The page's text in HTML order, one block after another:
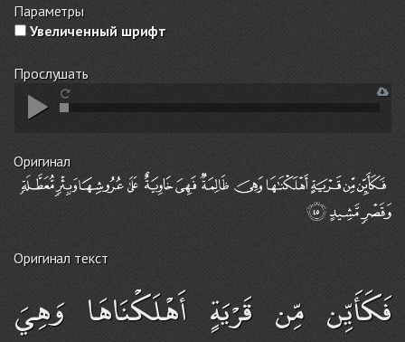
Параметры
Увеличенный шрифт
Прослушать
Оригинал
Оригинал текст
فَكَأَيِّن مِّن قَرْيَةٍ أَهْلَكْنَاهَا وَهِيَ